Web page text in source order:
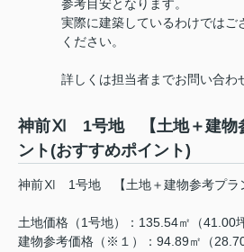
参考目安となります。
実際に建築しているわけではご
ください。
詳しくは担当者までお問い合わ
神前Ⅺ 1号地 【土地＋建物
ント(おすすめポイント)
神前Ⅺ 1号地 【土地＋建物参考プラ
土地価格（1号地）：135.54㎡（
建物参考価格（※１）：94.89㎡（